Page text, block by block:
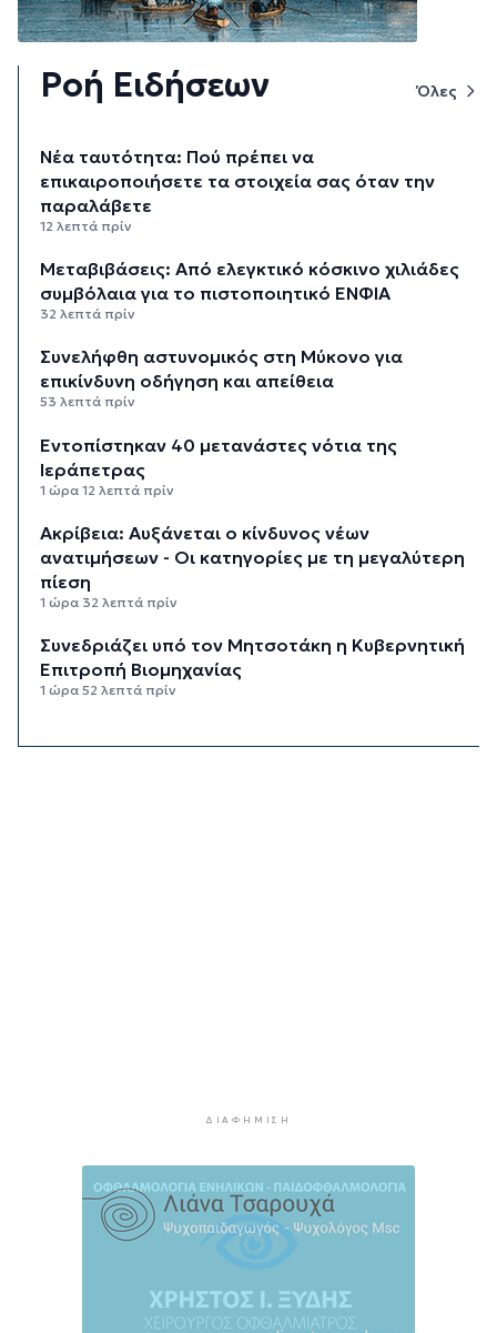
Ροή Ειδήσεων Όλες
Νέα ταυτότητα: Πού πρέπει να
επικαιροποιήσετε τα στοιχεία σας όταν την
παραλάβετε
12 λεπτά πρίν
Μεταβιβάσεις: Από ελεγκτικό κόσκινο χιλιάδες
συμβόλαια για το πιστοποιητικό ΕΝΦΙΑ
32 λεπτά πρίν
Συνελήφθη αστυνομικός στη Μύκονο για
επικίνδυνη οδήγηση και απείθεια
53 λεπτά πρίν
Εντοπίστηκαν 40 μετανάστες νότια της
Ιεράπετρας
1 ώρα 12 λεπτά πρίν
Ακρίβεια: Αυξάνεται ο κίνδυνος νέων
ανατιμήσεων - Οι κατηγορίες με τη μεγαλύτερη
πίεση
1 ώρα 32 λεπτά πρίν
Συνεδριάζει υπό τον Μητσοτάκη η Κυβερνητική
Επιτροπή Βιομηχανίας
1 ώρα 52 λεπτά πρίν
ΔΙΑΦΉΜΙΣΗ